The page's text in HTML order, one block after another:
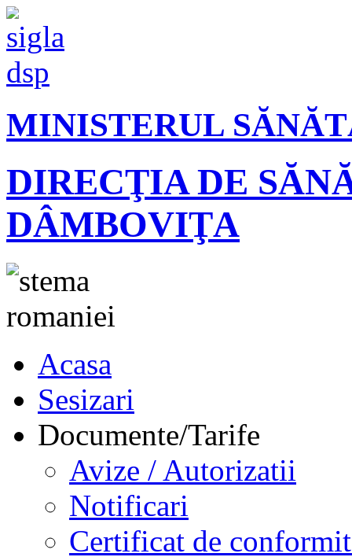
MINISTERUL
DIRECŢIA DE
DÂMBOVIŢA
Acasa
Sesizari
Documente/Tarife
Avize / Autorizatii
Notificari
Certificat de